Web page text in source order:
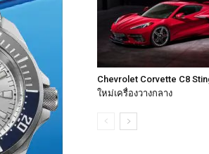
Chevrolet Corvette C8
ใหม่เครื่องวางกลาง